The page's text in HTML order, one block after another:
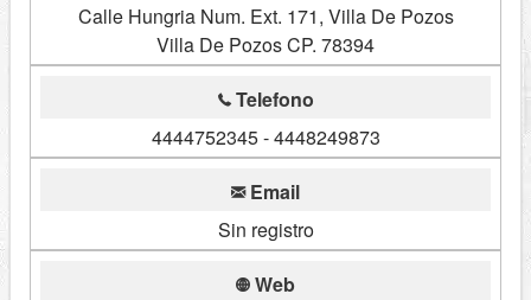
Calle Hungria Num. Ext. 171, Villa De Pozos
Villa De Pozos CP. 78394
Telefono
4444752345 - 4448249873
Email
Sin registro
Web